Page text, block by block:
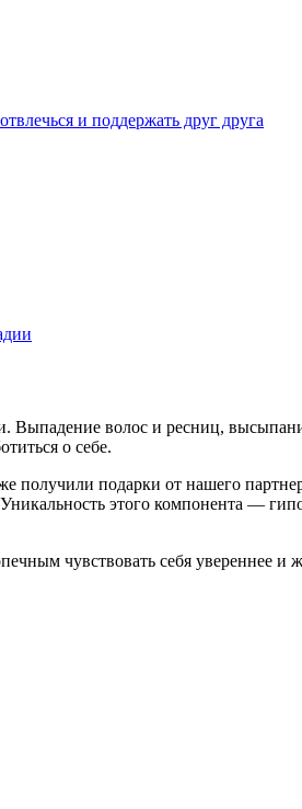
и поддержать друг друга
Выпадение волос и ресниц,
о себе.
подарки от нашего
этого компонента —
чувствовать себя увереннее и